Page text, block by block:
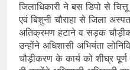
जिलाधिकारी ने बस डिपो से
एवं बिशुनी चौराहा से जिला
अतिक्रमण हटाने व सड़क
उन्होंने अधिशासी अभियंता
चौड़ीकरण के कार्य को शीघ्र